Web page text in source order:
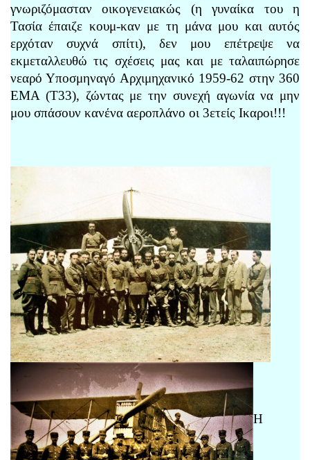
γνωριζόμασταν οικογενειακώς (η γυναίκα του η
Τασία έπαιζε κουμ-καν με τη μάνα μου και αυτός
ερχόταν συχνά σπίτι), δεν μου επέτρεψε να
εκμεταλλευθώ τις σχέσεις μας και με ταλαιπώρησε
νεαρό Υποσμηναγό Αρχιμηχανικό 1959-62 στην 360
ΕΜΑ (Τ33), ζώντας με την συνεχή αγωνία να μην
μου σπάσουν κανένα αεροπλάνο οι 3ετείς Ικαροι!!!
Η